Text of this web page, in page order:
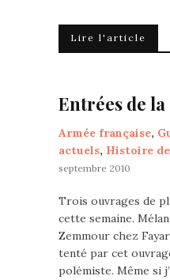
Lire l'article
Entrées de
Armée française,
actuels, Histoire
septembre 2010
Trois ouvrages de
cette semaine.
Zemmour chez
tenté par cet
polémiste. Même si